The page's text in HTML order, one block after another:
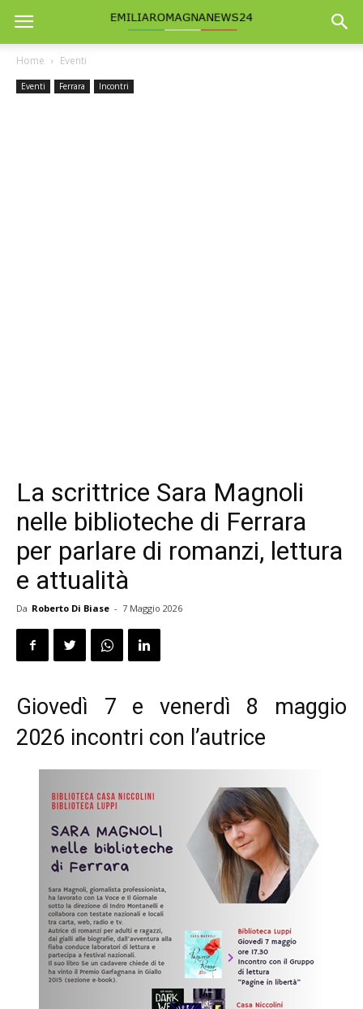
Home Eventi
Eventi Ferrara Incontri
La scrittrice Sara Magnoli
nelle biblioteche di Ferrara
per parlare di romanzi, lettura
e attualità
Da Roberto Di Biase - 7 Maggio 2026
Giovedì 7 e venerdì 8 maggio
2026 incontri con l’autrice